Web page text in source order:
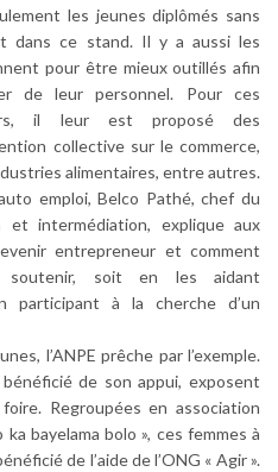
les jeunes diplômés sans
dans ce stand. Il y a aussi les
pour être mieux outillés afin
de leur personnel. Pour ces
il leur est proposé des
collective sur le commerce,
alimentaires, entre autres.
emploi, Belco Pathé, chef du
et intermédiation, explique aux
entrepreneur et comment
soutenir, soit en les aidant
participant à la cherche d’un
l’ANPE prêche par l’exemple.
de son appui, exposent
Regroupées en association
bayelama bolo », ces femmes à
de l’aide de l’ONG « Agir ».